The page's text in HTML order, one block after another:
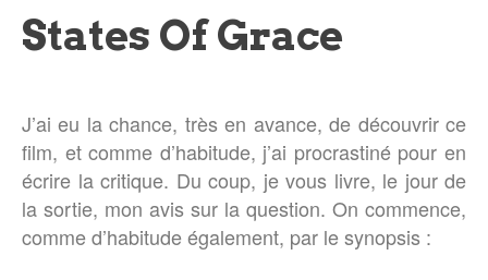
States Of Grace
J’ai eu la chance, très en avance, de découvrir ce
film, et comme d’habitude, j’ai procrastiné pour en
écrire la critique. Du coup, je vous livre, le jour de
la sortie, mon avis sur la question. On commence,
comme d’habitude également, par le synopsis :